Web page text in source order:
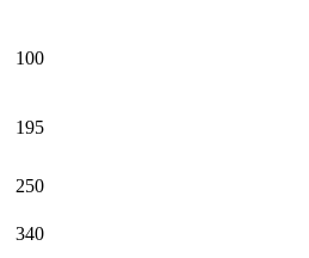
100
195
250
340